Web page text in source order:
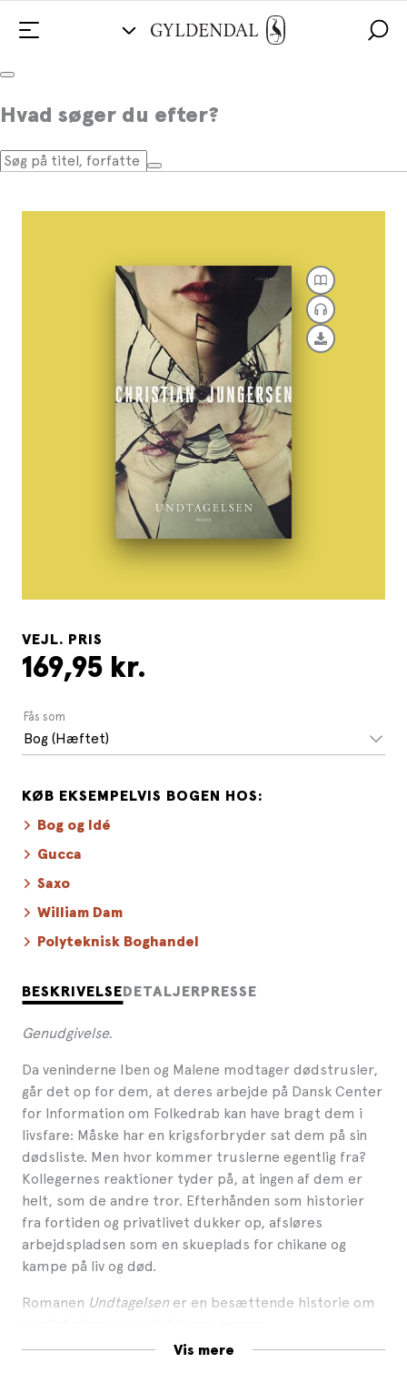
Hvad søger du efter?
Undtagelsen
BESKRIVELSE DETALJER PRESSE
Genudgivelse.
Da veninderne Iben og Malene modtager dødstrusler,
går det op for dem, at deres arbejde på Dansk Center
for Information om Folkedrab kan have bragt dem i
livsfare: Måske har en krigsforbryder sat dem på sin
dødsliste. Men hvor kommer truslerne egentlig fra?
Kollegernes reaktioner tyder på, at ingen af dem er
helt, som de andre tror. Efterhånden som historier
fra fortiden og privatlivet dukker op, afsløres
arbejdspladsen som en skueplads for chikane og
kampe på liv og død.
Romanen Undtagelsener en besættende historie om
forklædninger. For den modtog forfatteren Christian
Vis mere
VEJL. PRIS
169,95 kr.
Fås som
Bog (Hæftet)
KØB EKSEMPELVIS BOGEN HOS:
Bog og Idé
Gucca
Saxo
William Dam
Polyteknisk Boghandel